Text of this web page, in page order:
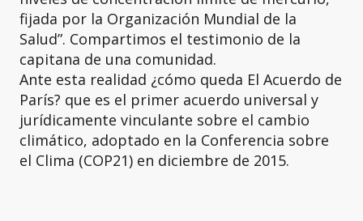
fijada por la Organización Mundial de la
Salud”. Compartimos el testimonio de la
capitana de una comunidad.
Ante esta realidad ¿cómo queda El Acuerdo de
París? que es el primer acuerdo universal y
jurídicamente vinculante sobre el cambio
climático, adoptado en la Conferencia sobre
el Clima (COP21) en diciembre de 2015.